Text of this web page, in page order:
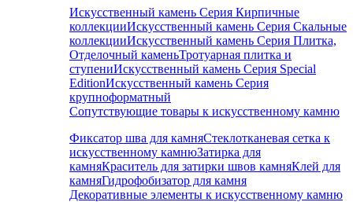
Искусственный камень Серия Кирпичные
коллекцииИскусственный камень Серия Скальные
коллекцииИскусственный камень Серия Плитка,
Отделочный каменьТротуарная плитка и
ступениИскусственный камень Серия Special
EditionИскусственный камень Серия
крупноформатный
Сопутствующие товары к искусственному камню
Фиксатор шва для камняСтеклотканевая сетка к
искусственному камнюЗатирка для
камняКраситель для затирки швов камняКлей для
камняГидрофобизатор для камня
Декоративные элементы к искусственному камню